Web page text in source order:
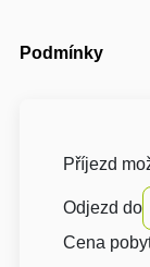
Podmínky
Příjezd
Odjezd do
Cena